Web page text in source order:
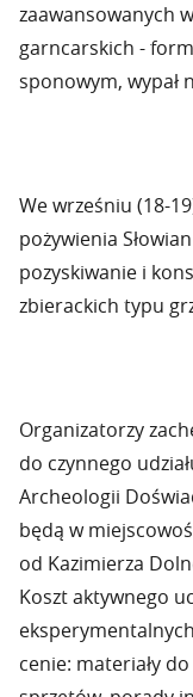
zaawansowanych
garncarskich -
sponowym, wypał
We wrześniu (18-
pożywienia
pozyskiwanie i
zbierackich typu
Organizatorzy
do czynnego
Archeologii
będą w
od Kazimierza
Koszt aktywnego
cenie: materiały